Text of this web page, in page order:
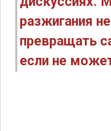
разжигания
превращать
если не